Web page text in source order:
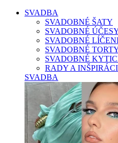
SVADBA
SVADOBNÉ ŠATY
SVADOBNÉ
SVADOBNÉ
SVADOBNÉ
SVADOBNÉ
RADY A
SVADBA